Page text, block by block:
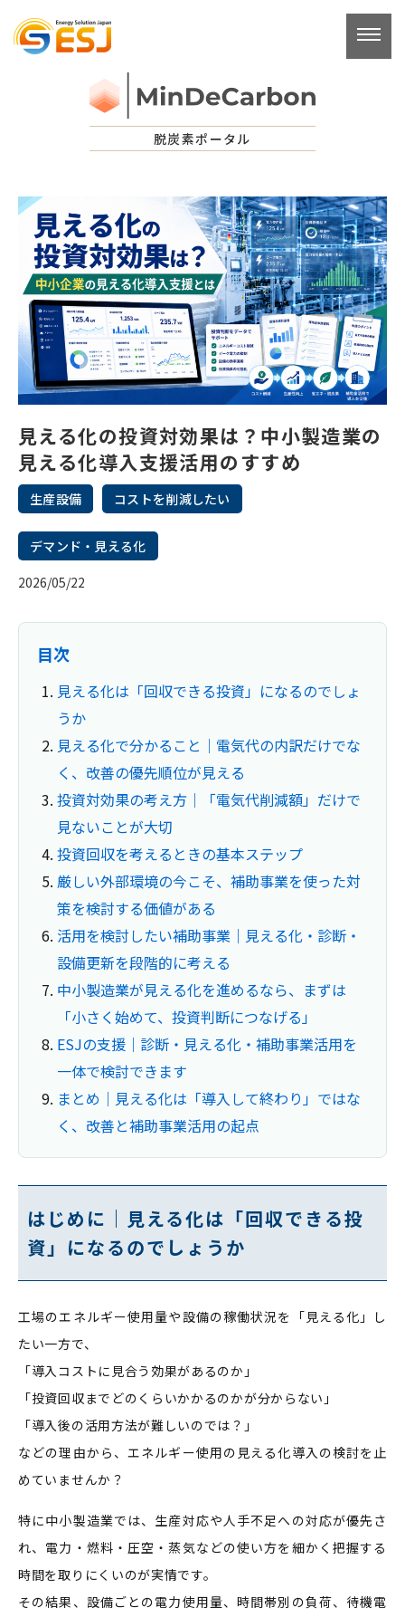
ン
ツ
へ
ッ
プ
脱炭素ポータル
見える化の投資対効果は？中小製造業の
見える化導入支援活用のすすめ
生産設備 コストを削減したい
デマンド・見える化
2026/05/22
目次
見える化は「回収できる投資」になるのでしょ
うか
見える化で分かること｜電気代の内訳だけでな
く、改善の優先順位が見える
投資対効果の考え方｜「電気代削減額」だけで
見ないことが大切
投資回収を考えるときの基本ステップ
厳しい外部環境の今こそ、補助事業を使った対
策を検討する価値がある
活用を検討したい補助事業｜見える化・診断・
設備更新を段階的に考える
中小製造業が見える化を進めるなら、まずは
「小さく始めて、投資判断につなげる」
ESJの支援｜診断・見える化・補助事業活用を
一体で検討できます
まとめ｜見える化は「導入して終わり」ではな
く、改善と補助事業活用の起点
はじめに｜見える化は「回収できる投
資」になるのでしょうか
工場のエネルギー使用量や設備の稼働状況を「見える化」し
たい一方で、
「導入コストに見合う効果があるのか」
「投資回収までどのくらいかかるのかが分からない」
「導入後の活用方法が難しいのでは？」
などの理由から、エネルギー使用の見える化導入の検討を止
めていませんか？
特に中小製造業では、生産対応や人手不足への対応が優先さ
れ、電力・燃料・圧空・蒸気などの使い方を細かく把握する
時間を取りにくいのが実情です。
その結果、設備ごとの電力使用量、時間帯別の負荷、待機電